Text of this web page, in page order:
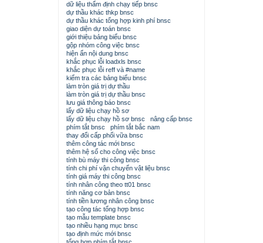
dữ liệu thẩm định chạy tiếp bnsc
dự thầu khác thkp bnsc
dự thầu khác tổng hợp kinh phí bnsc
giao diện dự toán bnsc
giới thiệu bảng biểu bnsc
gộp nhóm công việc bnsc
hiện ẩn nội dung bnsc
khắc phục lỗi loadxls bnsc
khắc phục lỗi reff và #name
kiểm tra các bảng biểu bnsc
làm tròn giá trị dự thầu
làm tròn giá trị dự thầu bnsc
lưu giá thông báo bnsc
lấy dữ liệu chạy hồ sơ
lấy dữ liệu chạy hồ sơ bnsc
nâng cấp bnsc
phím tắt bnsc
phím tắt bắc nam
thay đổi cấp phối vữa bnsc
thêm công tác mới bnsc
thêm hệ số cho công việc bnsc
tính bù máy thi công bnsc
tính chi phí vận chuyển vật liệu bnsc
tính giá máy thi công bnsc
tính nhân công theo tt01 bnsc
tính năng cơ bản bnsc
tính tiền lương nhân công bnsc
tạo công tác tổng hợp bnsc
tạo mẫu template bnsc
tạo nhiều hạng mục bnsc
tạo định mức mới bnsc